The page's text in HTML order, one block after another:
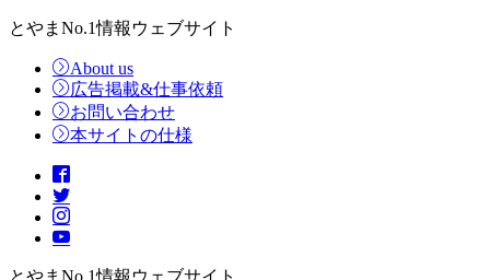
とやまNo.1情報ウェブサイト
About us
広告掲載&仕事依頼
お問い合わせ
本サイトの仕様
とやまNo.1情報ウェブサイト